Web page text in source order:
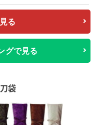
る
グで見る
袋